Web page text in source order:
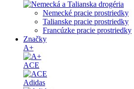
Nemecké pracie prostriedky
Talianske pracie prostriedky
Francúzke pracie prostriedky
Značky
A+
ACE
Adidas